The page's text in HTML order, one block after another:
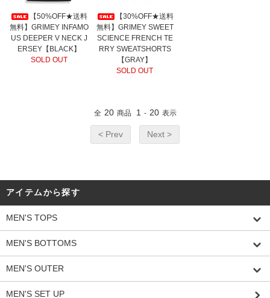
【50%OFF★送料
無料】GRIMEY INFAMO
US DEEPER V NECK J
ERSEY【BLACK】
SOLD OUT
【30%OFF★送料
無料】GRIMEY SWEET
SCIENCE FRENCH TE
RRY SWEATSHORTS
【GRAY】
SOLD OUT
全 20 商品 1 - 20 表示
< Prev Next >
アイテムから探す
MEN'S TOPS
MEN'S BOTTOMS
MEN'S OUTER
MEN'S SET UP